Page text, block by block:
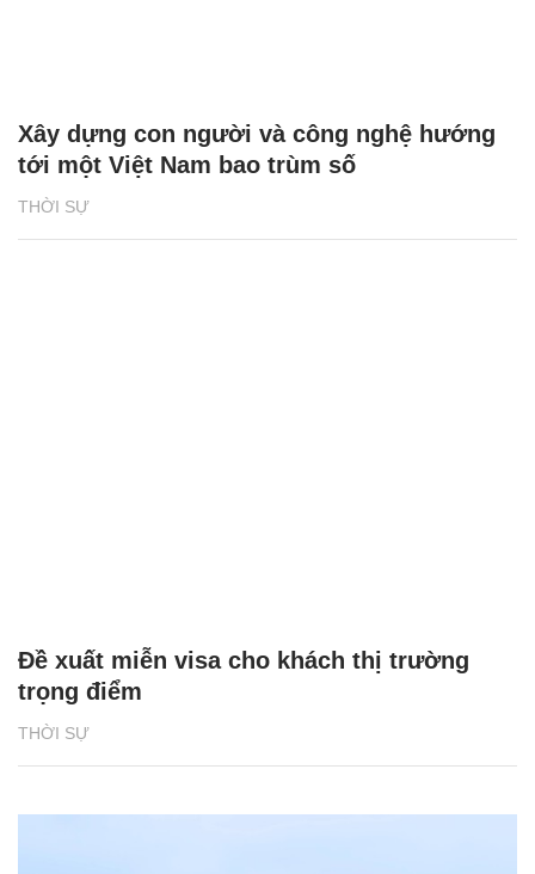
THỜI SỰ
Xây dựng con người và công nghệ hướng
tới một Việt Nam bao trùm số
THỜI SỰ
Đề xuất miễn visa cho khách thị trường
trọng điểm